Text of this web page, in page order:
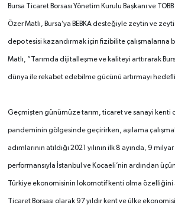
Bursa Ticaret Borsası Yönetim Kurulu Başkanı ve
Özer Matlı, Bursa’ya BEBKA desteğiyle zeytin ve
depo tesisi kazandırmak için fizibilite çalışmalarına
Matlı, “Tarımda dijitalleşme ve kaliteyi arttırarak
dünya ile rekabet edebilme gücünü artırmayı
Geçmişten günümüze tarım, ticaret ve sanayi kenti
pandeminin gölgesinde geçirirken, aşılama
adımlarının atıldığı 2021 yılının ilk 8 ayında, 9
performansıyla İstanbul ve Kocaeli’nin ardından
Türkiye ekonomisinin lokomotif kenti olma özelliğini
Ticaret Borsası olarak 97 yıldır kent ve ülke